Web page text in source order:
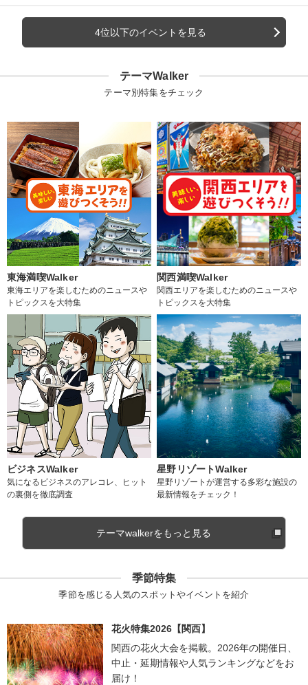
4位以下のイベントを見る
テーマWalker
テーマ別特集をチェック
東海満喫Walker
東海エリアを楽しむためのニュースや
トピックスを大特集
関西満喫Walker
関西エリアを楽しむためのニュースや
トピックスを大特集
ビジネスWalker
気になるビジネスのアレコレ、ヒット
の裏側を徹底調査
星野リゾートWalker
星野リゾートが運営する多彩な施設の
最新情報をチェック！
テーマwalkerをもっと見る
季節特集
季節を感じる人気のスポットやイベントを紹介
花火特集2026【関西】
関西の花火大会を掲載。2026年の開催日、
中止・延期情報や人気ランキングなどをお
届け！